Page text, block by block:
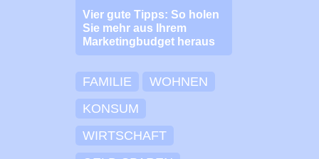
Vier gute Tipps: So holen
Sie mehr aus Ihrem
Marketingbudget heraus
FAMILIE
WOHNEN
KONSUM
WIRTSCHAFT